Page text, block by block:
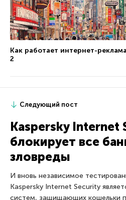
Как работает интернет-
2
Следующий пост
Kaspersky Internet
блокирует все
зловреды
И вновь независимое
Kaspersky Internet Security
систем, защищающих кошельки